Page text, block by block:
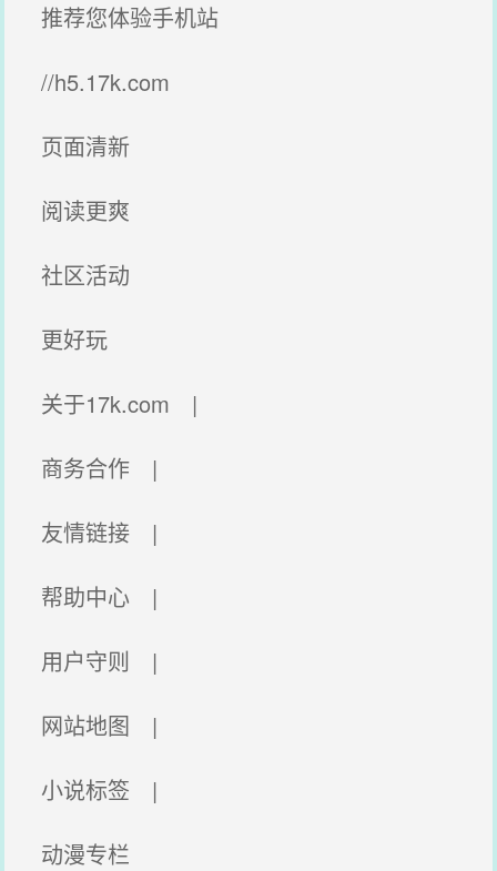
推荐您体验手机站
//h5.17k.com
页面清新
阅读更爽
社区活动
更好玩
关于17k.com |
商务合作 |
友情链接 |
帮助中心 |
用户守则 |
网站地图 |
小说标签 |
动漫专栏